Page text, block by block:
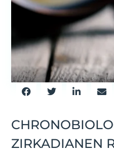
ZIRKADIANEN